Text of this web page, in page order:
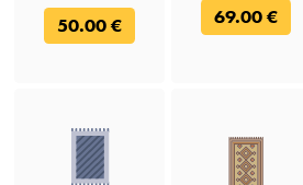
50.00 € 69.00 €